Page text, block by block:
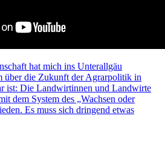
hat mich ins Unterallgäu
über die Zukunft der Agrarpolitik in
ist: Die Landwirtinnen und Landwirte
dem System des „Wachsen oder
Es muss sich dringend etwas